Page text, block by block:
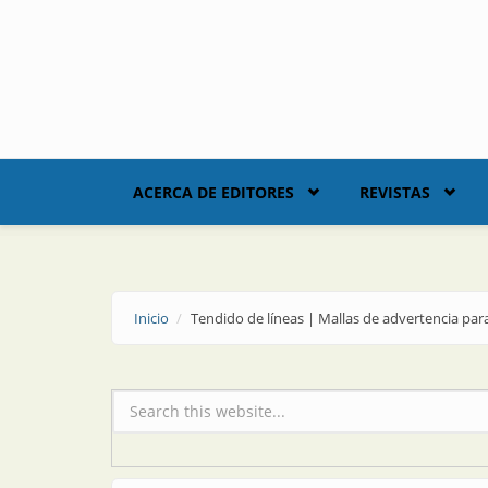
ACERCA DE EDITORES REVISTAS
Inicio Tendido de líneas | Mallas de advertencia
Formulario de búsqueda